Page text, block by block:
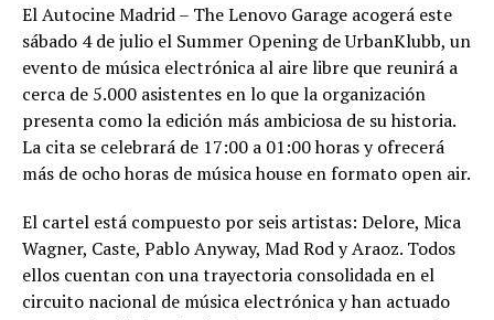
El Autocine Madrid – The Lenovo Garage acogerá este
sábado 4 de julio el Summer Opening de UrbanKlubb, un
evento de música electrónica al aire libre que reunirá a
cerca de 5.000 asistentes en lo que la organización
presenta como la edición más ambiciosa de su historia.
La cita se celebrará de 17:00 a 01:00 horas y ofrecerá
más de ocho horas de música house en formato open air.
El cartel está compuesto por seis artistas: Delore, Mica
Wagner, Caste, Pablo Anyway, Mad Rod y Araoz. Todos
ellos cuentan con una trayectoria consolidada en el
circuito nacional de música electrónica y han actuado